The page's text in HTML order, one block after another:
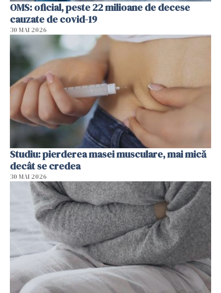
OMS: oficial, peste 22 milioane de decese
cauzate de covid-19
30 MAI 2026
Studiu: pierderea masei musculare, mai mică
decât se credea
30 MAI 2026